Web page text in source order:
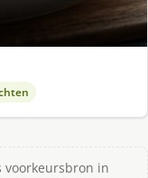
voorkeursbron in